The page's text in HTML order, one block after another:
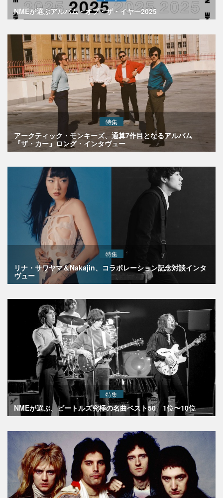
NMEが選ぶアルバム・オブ・ザ・イヤー2025
特集
アークティック・モンキーズ、通算7作目となるアルバム
『ザ・カー』ロング・インタヴュー
特集
リナ・サワヤマ＆Nakajin、コラボレーション記念対談インタ
ヴュー
特集
NMEが選ぶ、ビートルズ究極の名曲ベスト50 1位〜10位